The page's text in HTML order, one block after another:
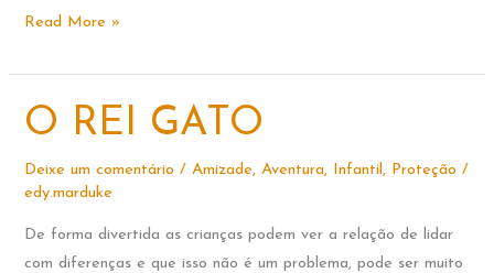
LUA
A
NOITE
POR
TODO
O
Read More »
O REI GATO
Deixe um comentário /Amizade,Aventura, Infantil, Proteção /
edy.marduke
De forma divertida as crianças podem ver a relação de lidar
com diferenças e que isso não é um problema, pode ser muito